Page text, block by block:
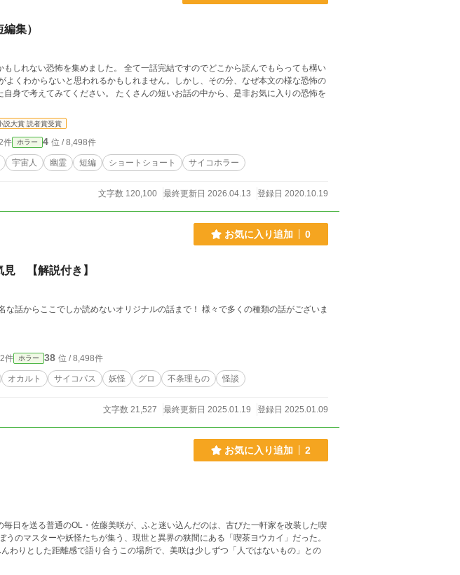
集）
しれない恐怖を集めました。 全て一話完結ですのでどこから読んでもらっても構い
よくわからないと思われるかもしれません。しかし、その分、なぜ本文の様な恐怖の
たくさんの短いお話の中から、是非お気に入りの恐怖を
説大賞 読者賞受賞
件 ホラー 4 位 / 8,498件
宇宙人 幽霊 短編 ショートショート サイコホラー
文字数 120,100 最終更新日 2026.04.13 登録日 2020.10.19
お気に入り追加 0
【解説付き】
な話からここでしか読めないオリジナルの話まで！ 様々で多くの種類の話がございま
件 ホラー 38 位 / 8,498件
オカルト サイコパス 妖怪 グロ 不条理もの 怪談
文字数 21,527 最終更新日 2025.01.19 登録日 2025.01.09
お気に入り追加 2
日を送る普通のOL・佐藤美咲が、ふと迷い込んだのは、古びた一軒家を改装した喫
のマスターや妖怪たちが集う、現世と異界の狭間にある「喫茶ヨウカイ」だった。
わりとした距離感で語り合うこの場所で、美咲は少しずつ「人ではないもの」との